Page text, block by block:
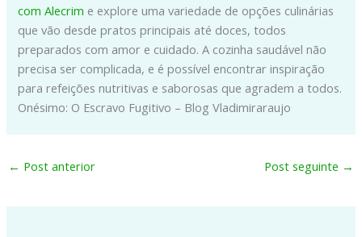
com Alecrim e explore uma variedade de opções culinárias
que vão desde pratos principais até doces, todos
preparados com amor e cuidado. A cozinha saudável não
precisa ser complicada, e é possível encontrar inspiração
para refeições nutritivas e saborosas que agradem a todos.
Onésimo: O Escravo Fugitivo – Blog Vladimiraraujo
← Post anterior Post seguinte →